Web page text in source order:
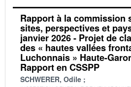
Rapport à la commission
sites, perspectives et
janvier 2026 - Projet de
des « hautes vallées
Luchonnais » Haute-
Rapport en CSSPP
SCHWERER, Odile